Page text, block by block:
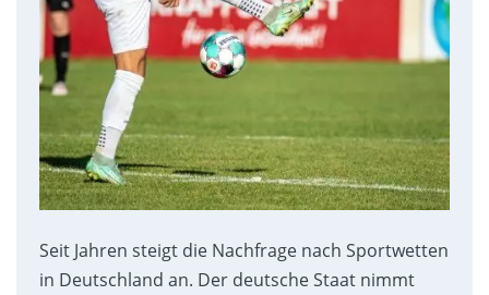
Seit Jahren steigt die Nachfrage nach Sportwetten
in Deutschland an. Der deutsche Staat nimmt